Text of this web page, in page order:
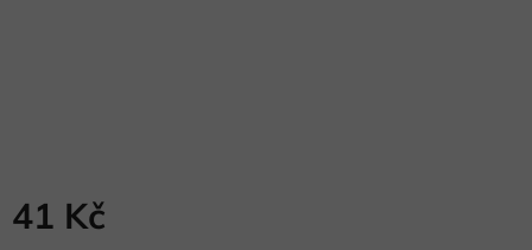
41 Kč